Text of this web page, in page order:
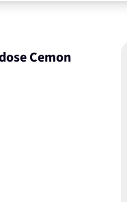
Cemon